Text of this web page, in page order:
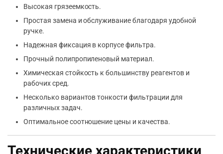
Высокая грязеемкость.
Простая замена и обслуживание благодаря удобной
ручке.
Надежная фиксация в корпусе фильтра.
Прочный полипропиленовый материал.
Химическая стойкость к большинству реагентов и
рабочих сред.
Несколько вариантов тонкости фильтрации для
различных задач.
Оптимальное соотношение цены и качества.
Технические характеристики